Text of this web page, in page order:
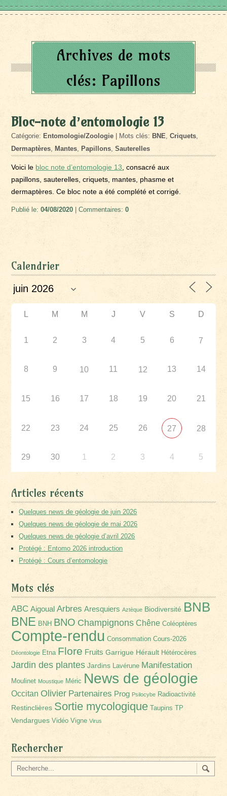
Archives de mots
clés:Papillons
Bloc-note d’entomologie 13
Catégorie: Entomologie/Zoologie | Mots clés: BNE,Criquets,
Dermaptères, Mantes, Papillons,Sauterelles
Voici le bloc note d’entomologie 13 , consacré aux
papillons, sauterelles, criquets, mantes, phasme et
dermaptères. Ce bloc note a été complété et corrigé.
Publié le:04/08/2020 | Commentaires:0
Calendrier
L M M J V S D
1 2 3 4 5 6 7
8 9 10 11 12 13 14
15 16 17 18 19 20 21
22 23 24 25 26 27 28
29 30 1 2 3 4 5
Articles récents
Quelques news de géologie de juin 2026
Quelques news de géologie de mai 2026
Quelques news de géologie d’avril 2026
Protégé : Entomo 2026 introduction
Protégé : Cours d’entomologie
Mots clés
ABC Aigoual Arbres Aresquiers Aztèque Biodiversité BNB
BNE BNH BNO Champignons Chêne Coléoptères
Compte-rendu Consommation Cours-2026
Déontologie Etna Flore Fruits Garrigue Hérault Hétérocères
Jardin des plantes Jardins Lavérune Manifestation
Moulinet Moustique Méric News de géologie
Occitan Olivier Partenaires Prog Psilocybe Radioactivité
Restinclières Sortie mycologique Taupins TP
Vendargues Vidéo Vigne Virus
Rechercher